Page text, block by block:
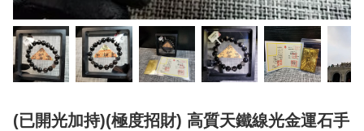
(已開光加持)(極度招財) 高質天鐵線光金運石手